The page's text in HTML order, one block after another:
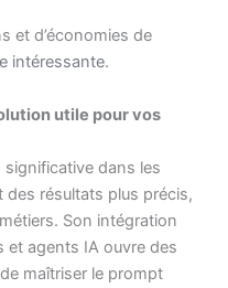
et d’économies de
intéressante.
utile pour vos
significative dans les
des résultats plus précis,
Son intégration
agents IA ouvre des
maîtriser le prompt